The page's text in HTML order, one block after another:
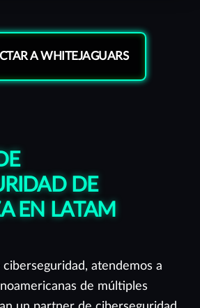
A WHITEJAGUARS
DE
EN LATAM
atendemos a
de múltiples